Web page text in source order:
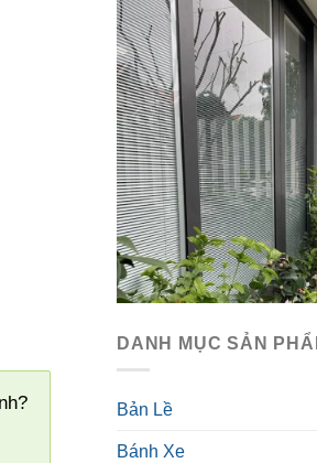
DANH MỤC SẢN
Bản Lề
Bánh Xe